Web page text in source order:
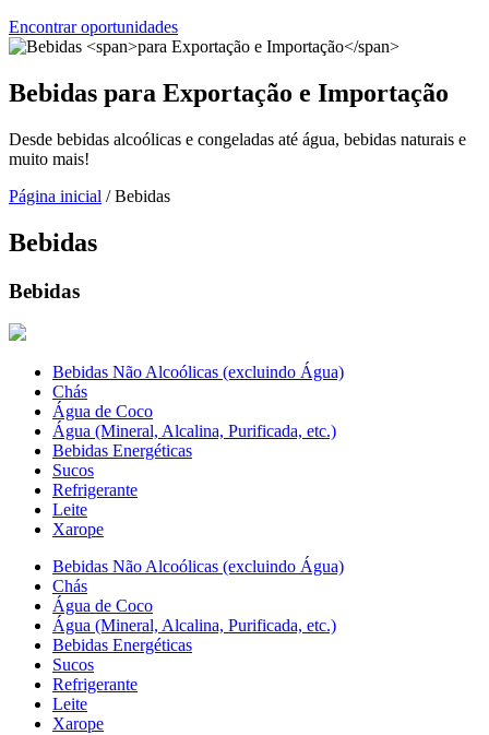
Encontrar oportunidades
Bebidas para Exportação e Importação
Desde bebidas alcoólicas e congeladas até água, bebidas naturais e
muito mais!
Página inicial / Bebidas
Bebidas
Bebidas
Bebidas Não Alcoólicas (excluindo Água)
Chás
Água de Coco
Água (Mineral, Alcalina, Purificada, etc.)
Bebidas Energéticas
Sucos
Refrigerante
Leite
Xarope
Bebidas Não Alcoólicas (excluindo Água)
Chás
Água de Coco
Água (Mineral, Alcalina, Purificada, etc.)
Bebidas Energéticas
Sucos
Refrigerante
Leite
Xarope